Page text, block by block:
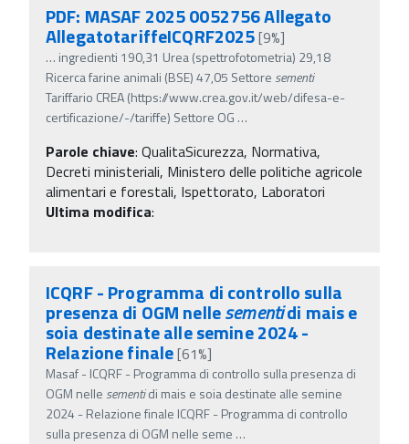
PDF: MASAF 2025 0052756 Allegato
AllegatotariffeICQRF2025[9%]
… ingredienti 190,31 Urea (spettrofotometria) 29,18
Ricerca farine animali (BSE) 47,05 Settore sementi
Tariffario CREA (https://www.crea.gov.it/web/difesa-e-
certificazione/-/tariffe) Settore OG …
Parole chiave: QualitaSicurezza, Normativa,
Decreti ministeriali, Ministero delle politiche agricole
alimentari e forestali, Ispettorato, Laboratori
Ultima modifica:
ICQRF - Programma di controllo sulla
presenza di OGM nellesementidi mais e
soia destinate alle semine 2024 -
Relazione finale[61%]
Masaf - ICQRF - Programma di controllo sulla presenza di
OGM nelle sementidi mais e soia destinate alle semine
2024 - Relazione finale ICQRF - Programma di controllo
sulla presenza di OGM nelle seme …